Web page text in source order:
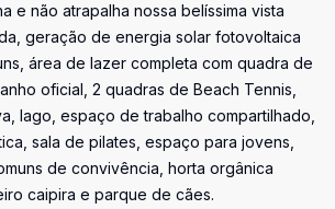
e não atrapalha nossa belíssima vista
geração de energia solar fotovoltaica
área de lazer completa com quadra de
oficial, 2 quadras de Beach Tennis,
lago, espaço de trabalho compartilhado,
sala de pilates, espaço para jovens,
de convivência, horta orgânica
caipira e parque de cães.